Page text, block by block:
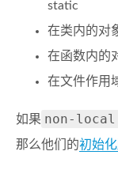
static
在类内的对
在函数内的
在文件作用
如果 non-
那么他们的初始化